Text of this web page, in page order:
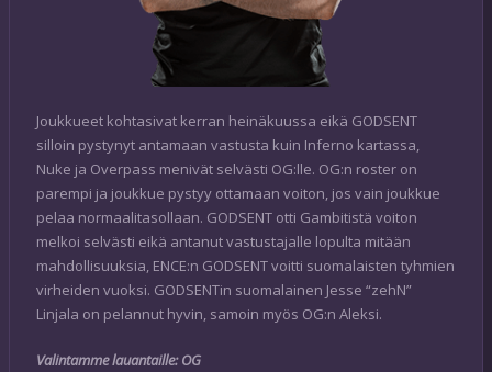
Joukkueet kohtasivat kerran heinäkuussa eikä GODSENT
silloin pystynyt antamaan vastusta kuin Inferno kartassa,
Nuke ja Overpass menivät selvästi OG:lle. OG:n roster on
parempi ja joukkue pystyy ottamaan voiton, jos vain joukkue
pelaa normaalitasollaan. GODSENT otti Gambitistä voiton
melkoi selvästi eikä antanut vastustajalle lopulta mitään
mahdollisuuksia, ENCE:n GODSENT voitti suomalaisten tyhmien
virheiden vuoksi. GODSENTin suomalainen Jesse “zehN”
Linjala on pelannut hyvin, samoin myös OG:n Aleksi.
Valintamme lauantaille: OG